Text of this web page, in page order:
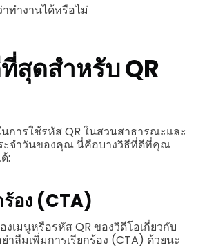
ทำงานได้หรือไม่
สุดสำหรับ QR
การใช้รหัส QR ในสวนสาธารณะและ
ะจำวันของคุณ นี่คือบางวิธีที่ดีที่คุณ
:
ร้อง (CTA)
งเมนูหรือรหัส QR ของวิดีโอเกี่ยวกับ
าลืมเพิ่มการเรียกร้อง (CTA) ด้วยนะ